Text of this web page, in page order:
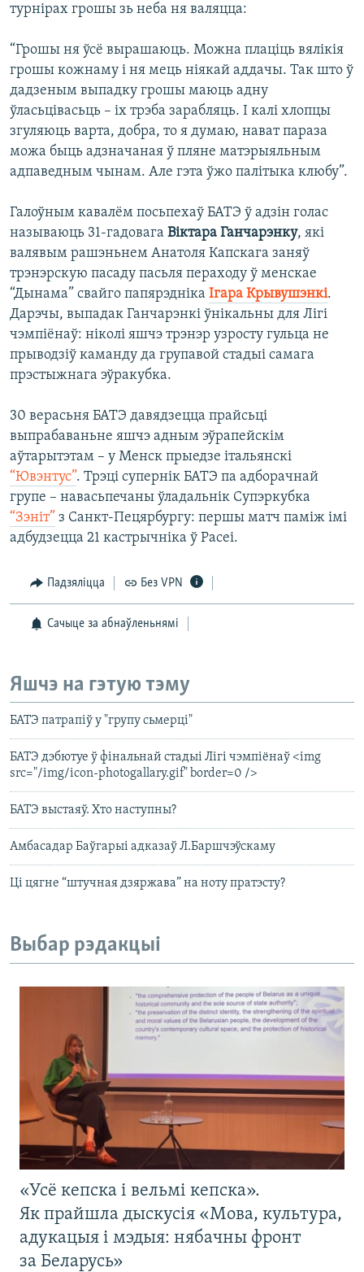
турнірах грошы зь неба ня валяцца:
“Грошы ня ўсё вырашаюць. Можна плаціць вялікія
грошы кожнаму і ня мець ніякай аддачы. Так што ў
дадзеным выпадку грошы маюць адну
ўласьцівасьць – іх трэба зарабляць. І калі хлопцы
згуляюць варта, добра, то я думаю, нават параза
можа быць адзначаная ў пляне матэрыяльным
адпаведным чынам. Але гэта ўжо палітыка клюбу”.
Галоўным кавалём посьпехаў БАТЭ ў адзін голас
называюць 31-гадовага Віктара Ганчарэнку, які
валявым рашэньнем Анатоля Капскага заняў
трэнэрскую пасаду пасьля пераходу ў менскае
“Дынама” свайго папярэдніка Ігара Крывушэнкі.
Дарэчы, выпадак Ганчарэнкі ўнікальны для Лігі
чэмпіёнаў: ніколі яшчэ трэнэр узросту гульца не
прыводзіў каманду да групавой стадыі самага
прэстыжнага эўракубка.
30 верасьня БАТЭ давядзецца прайсьці
выпрабаваньне яшчэ адным эўрапейскім
аўтарытэтам – у Менск прыедзе італьянскі
“Ювэнтус”. Трэці супернік БАТЭ па адборачнай
групе – навасьпечаны ўладальнік Супэркубка
“Зэніт” з Санкт-Пецярбургу: першы матч паміж імі
адбудзецца 21 кастрычніка ў Расеі.
Падзяліцца Без VPN
Сачыце за абнаўленьнямі
Яшчэ на гэтую тэму
БАТЭ патрапіў у "групу сьмерці"
БАТЭ дэбютуе ў фінальнай стадыі Лігі чэмпіёнаў <img
src="/img/icon-photogallary.gif" border=0 />
БАТЭ выстаяў. Хто наступны?
Амбасадар Баўгарыі адказаў Л.Баршчэўскаму
Ці цягне “штучная дзяржава” на ноту пратэсту?
Выбар рэдакцыі
«Усё кепска і вельмі кепска».
Як прайшла дыскусія «Мова, культура,
адукацыя і мэдыя: нябачны фронт
за Беларусь»